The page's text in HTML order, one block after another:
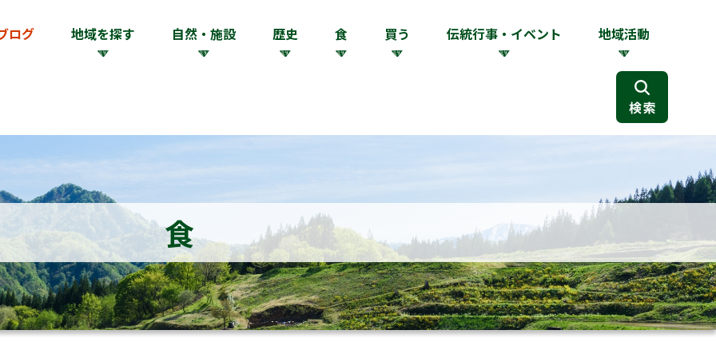
ログ 地域を探す 自然・施設 歴史 食 買う 伝統行事・イベント 地域活動
食